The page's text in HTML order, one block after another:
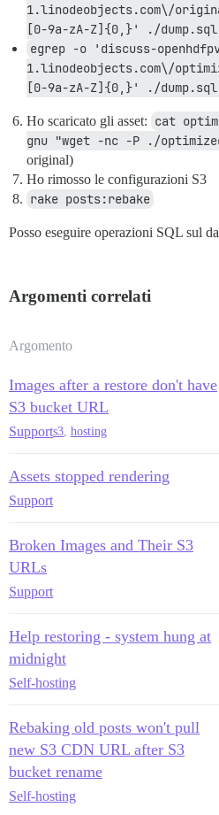
1.linodeobjects.com\/
[0-9a-zA-Z]{0,}' ./
egrep -o 'discuss-
1.linodeobjects.com\/
[0-9a-zA-Z]{0,}' ./
Ho scaricato gli asset: cat
gnu "wget -nc -P ./
original)
Ho rimosso le configurazioni S3
rake posts:rebake
Posso eseguire operazioni SQL sul
Argomenti correlati
Argomento
Images after a restore don't have
S3 bucket URL
Supports3, hosting
Assets stopped rendering
Support
Broken Images and Their S3
URLs
Support
Help restoring - system hung at
midnight
Self-hosting
Rebaking old posts won't pull
new S3 CDN URL after S3
bucket rename
Self-hosting